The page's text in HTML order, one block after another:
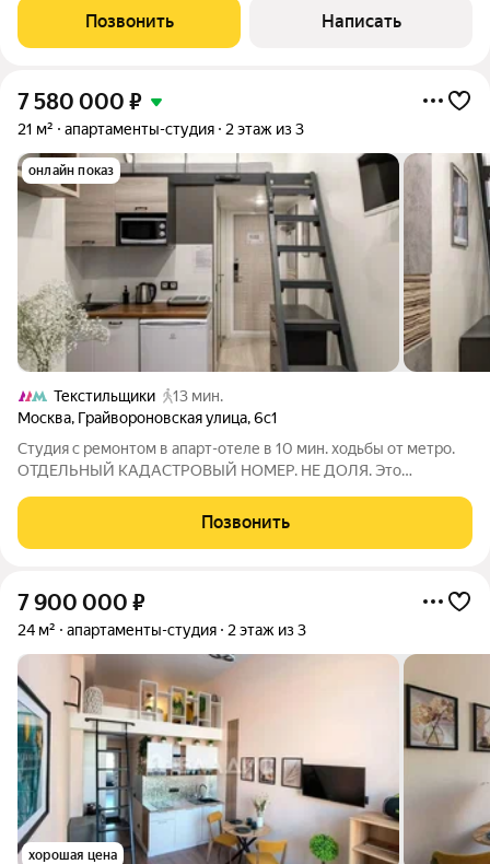
живите с первого дня после сделки. Локация Текстильщики (15
мин. спокойным
Позвонить Написать
7 580 000 ₽
21 м² апартаменты-студия 2 этаж из 3
онлайн показ
Текстильщики
13 мин.
Москва, Грайвороновская улица,6с1
Студия с ремонтом в апарт-отеле в 10 мин. ходьбы от метро.
ОТДЕЛЬНЫЙ КАДАСТРОВЫЙ НОМЕР. НЕ ДОЛЯ. Это
арендный бизнес с высоким доходом. Для собственного
проживания в стильном и полностью обустроенном
Позвонить
7 900 000 ₽
24 м² апартаменты-студия 2 этаж из 3
хорошая цена